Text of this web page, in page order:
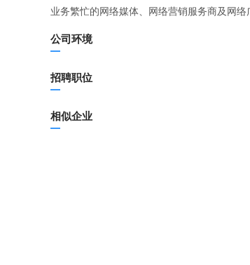
业务繁忙的网络媒体、网络营销服务商及网
公司环境
招聘职位
相似企业